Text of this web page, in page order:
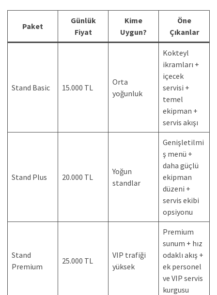
Paket
Günlük
Fiyat
Kime
Uygun?
Öne
Çıkanlar
Stand Basic 15.000 TL
Orta
yoğunluk
Kokteyl
ikramları +
içecek
servisi +
temel
ekipman +
servis akışı
Stand Plus 20.000 TL
Yoğun
standlar
Genişletilmi
ş menü +
daha güçlü
ekipman
düzeni +
servis ekibi
opsiyonu
Stand
Premium
25.000 TL
VIP trafiği
yüksek
Premium
sunum + hız
odaklı akış +
ek personel
ve VIP servis
kurgusu